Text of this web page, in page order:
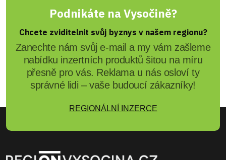
Podnikáte na Vysočině?
Chcete zviditelnit svůj byznys v našem regionu?
Zanechte nám svůj e-mail a my vám zašleme
nabídku inzertních produktů šitou na míru
přesně pro vás. Reklama u nás osloví ty
správné lidi – vaše budoucí zákazníky!
REGIONÁLNÍ INZERCE